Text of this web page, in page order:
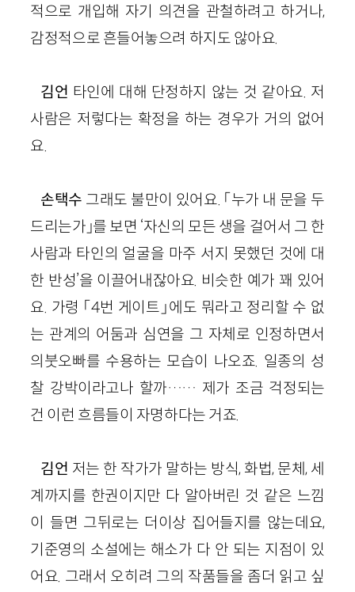
적으로 개입해 자기 의견을 관철하려고 하거나,
감정적으로 흔들어놓으려 하지도 않아요.
김언 타인에 대해 단정하지 않는 것 같아요. 저
사람은 저렇다는 확정을 하는 경우가 거의 없어
요.
손택수 그래도 불만이 있어요. 「누가 내 문을 두
드리는가」를 보면 ‘자신의 모든 생을 걸어서 그 한
사람과 타인의 얼굴을 마주 서지 못했던 것에 대
한 반성’을 이끌어내잖아요. 비슷한 예가 꽤 있어
요. 가령 「4번 게이트」에도 뭐라고 정리할 수 없
는 관계의 어둠과 심연을 그 자체로 인정하면서
의붓오빠를 수용하는 모습이 나오죠. 일종의 성
찰 강박이라고나 할까…… 제가 조금 걱정되는
건 이런 흐름들이 자명하다는 거죠.
김언 저는 한 작가가 말하는 방식, 화법, 문체, 세
계까지를 한권이지만 다 알아버린 것 같은 느낌
이 들면 그뒤로는 더이상 집어들지를 않는데요,
기준영의 소설에는 해소가 다 안 되는 지점이 있
어요. 그래서 오히려 그의 작품들을 좀더 읽고 싶